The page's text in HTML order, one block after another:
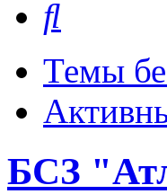
Темы
БСЗ